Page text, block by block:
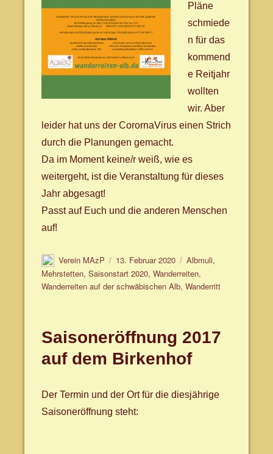
Pläne
schmiede
n für das
kommend
e Reitjahr
wollten
wir. Aber
leider hat uns der CorornaVirus einen Strich
durch die Planungen gemacht.
Da im Moment keine/r weiß, wie es
weitergeht, ist die Veranstaltung für dieses
Jahr abgesagt!
Passt auf Euch und die anderen Menschen
auf!
Autor
Verein MAzP
Veröffentlicht
am
13. Februar 2020 Schlagwörter
Albmuli,
Mehrstetten,Saisonstart 2020,Wanderreiten,
Wanderreiten auf der schwäbischen Alb,Wanderritt
Saisoneröffnung 2017
auf dem Birkenhof
Der Termin und der Ort für die diesjährige
Saisoneröffnung steht: